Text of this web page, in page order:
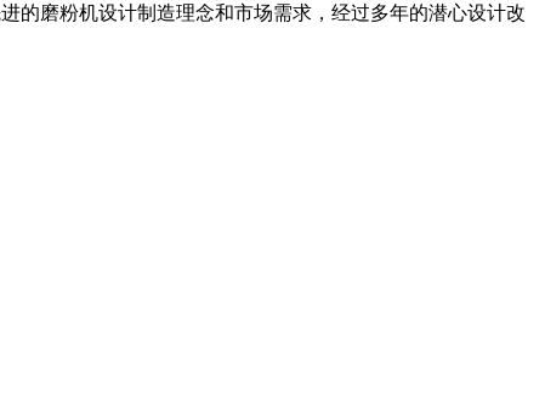
的磨粉机设计制造理念和市场需求，经过多年的潜心设计改